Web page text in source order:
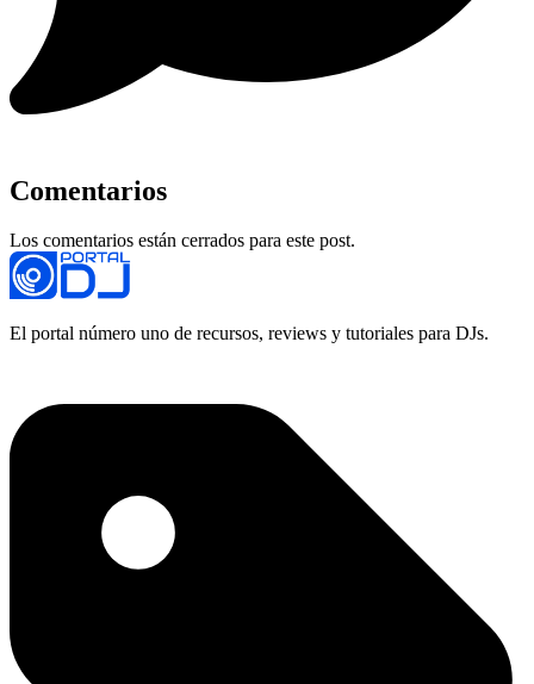
Comentarios
Los comentarios están cerrados para este post.
El portal número uno de recursos, reviews y tutoriales para DJs.